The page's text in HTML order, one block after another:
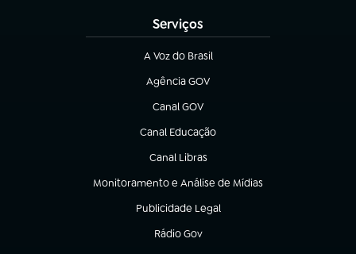
Serviços
A Voz do Brasil
(abre em nova aba)
Agência GOV
(abre em nova aba)
Canal GOV
(abre em nova aba)
Canal Educação
(abre em nova aba)
Canal Libras
(abre em nova aba)
Monitoramento e Análise de Mídias
(abre em nova aba)
Publicidade Legal
(abre em nova aba)
Rádio Gov
(abre em nova aba)